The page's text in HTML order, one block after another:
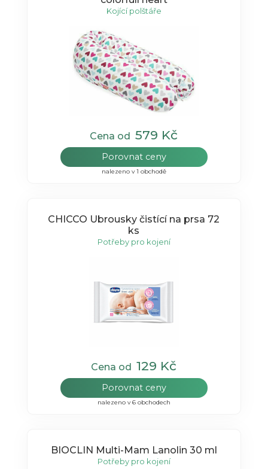
Kojící polštáře
Cena od579 Kč
Porovnat ceny
nalezeno v 1 obchodě
CHICCO Ubrousky čistící na prsa 72
ks
Potřeby pro kojení
Cena od 129 Kč
Porovnat ceny
nalezeno v 6 obchodech
BIOCLIN Multi-Mam Lanolin 30 ml
Potřeby pro kojení